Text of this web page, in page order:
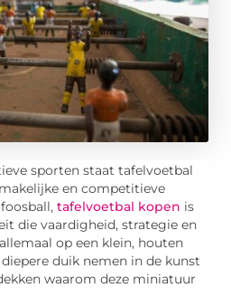
sporten staat tafelvoetbal
en competitieve
tafelvoetbal kopen is
die vaardigheid, strategie en
op een klein, houten
duik nemen in de kunst
waarom deze miniatuur